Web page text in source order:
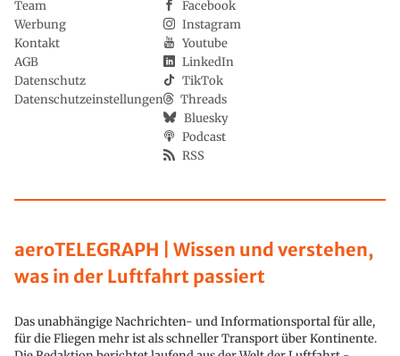
aeroTELEGRAPH | Wissen und verstehen,
was in der Luftfahrt passiert
Das unabhängige Nachrichten- und Informationsportal für alle,
für die Fliegen mehr ist als schneller Transport über Kontinente.
Team
Werbung
Kontakt
AGB
Datenschutz
Datenschutzeinstellungen
Facebook
Instagram
Youtube
LinkedIn
TikTok
Threads
Bluesky
Podcast
RSS